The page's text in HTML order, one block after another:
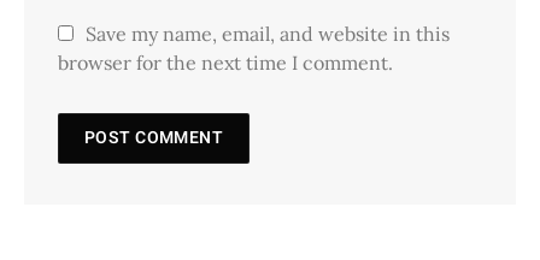
Save my name, email, and website in this
browser for the next time I comment.